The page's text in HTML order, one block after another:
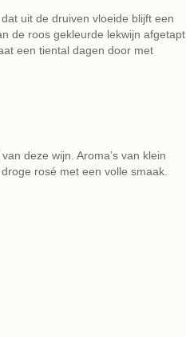
uit de druiven vloeide blijft een
de roos gekleurde lekwijn afgetapt
een tiental dagen door met
deze wijn. Aroma’s van klein
rosé met een volle smaak.